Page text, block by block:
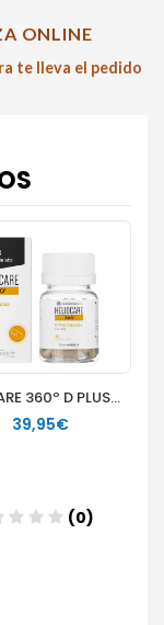
ONLINE
te lleva el pedido